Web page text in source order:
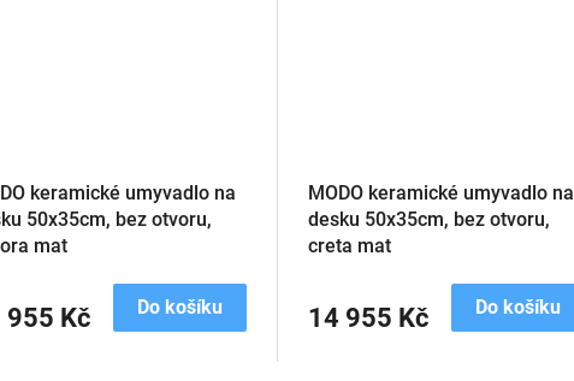
keramické umyvadlo na
50x35cm, bez otvoru,
mat
955 Kč Do košíku
MODO keramické umyvadlo na
desku 50x35cm, bez otvoru,
creta mat
14 955 Kč Do košíku